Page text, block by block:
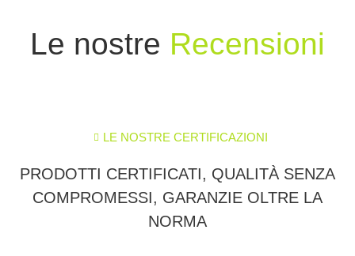
Le nostre Recensioni
LE NOSTRE CERTIFICAZIONI
PRODOTTI CERTIFICATI, QUALITÀ SENZA
COMPROMESSI, GARANZIE OLTRE LA
NORMA